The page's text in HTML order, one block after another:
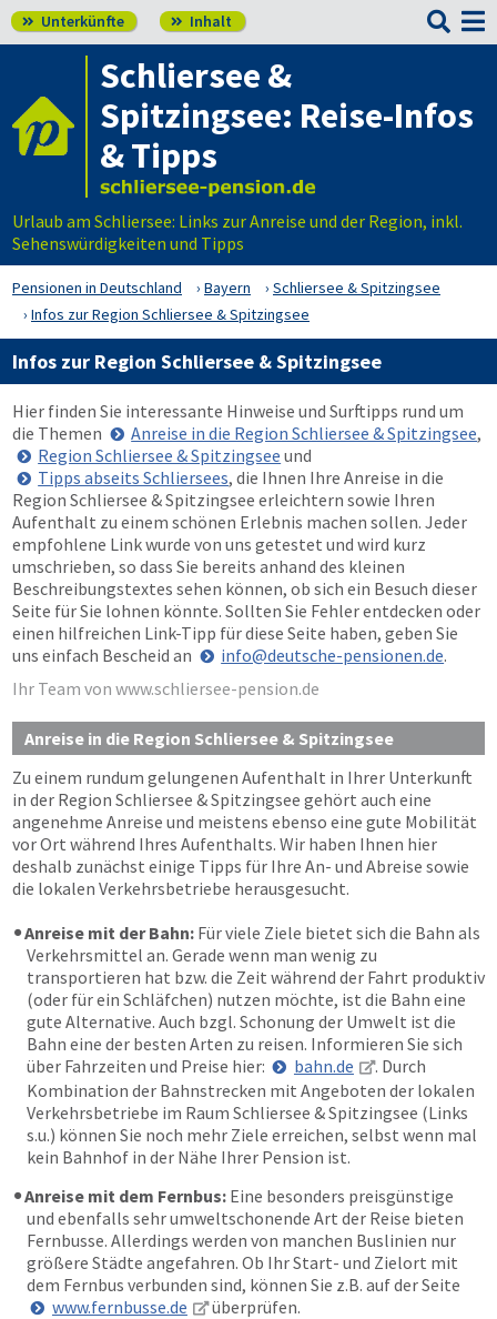
 Unterkünfte  Inhalt 
Schliersee &
Spitzingsee: Reise-Infos
& Tipps
Urlaub am Schliersee: Links zur Anreise und der Region, inkl.
Sehenswürdigkeiten und Tipps
Pensionen in Deutschland Bayern
Schliersee & Spitzingsee
Infos zur Region Schliersee & Spitzingsee
Infos zur Region Schliersee & Spitzingsee
Hier finden Sie interessante Hinweise und Surftipps rund um
die Themen
Anreise in die Region Schliersee & Spitzingsee,
Region Schliersee & Spitzingsee und
Tipps abseits Schliersees, die Ihnen Ihre Anreise in die
Region Schliersee & Spitzingsee erleichtern sowie Ihren
Aufenthalt zu einem schönen Erlebnis machen sollen. Jeder
empfohlene Link wurde von uns getestet und wird kurz
umschrieben, so dass Sie bereits anhand des kleinen
Beschreibungstextes sehen können, ob sich ein Besuch dieser
Seite für Sie lohnen könnte. Sollten Sie Fehler entdecken oder
einen hilfreichen Link-Tipp für diese Seite haben, geben Sie
uns einfach Bescheid an
info@deutsche-pensionen.de.
Ihr Team von www.schliersee-pension.de
Anreise in die Region Schliersee & Spitzingsee
Zu einem rundum gelungenen Aufenthalt in Ihrer Unterkunft
in der Region Schliersee & Spitzingsee gehört auch eine
angenehme Anreise und meistens ebenso eine gute Mobilität
vor Ort während Ihres Aufenthalts. Wir haben Ihnen hier
deshalb zunächst einige Tipps für Ihre An- und Abreise sowie
die lokalen Verkehrsbetriebe herausgesucht.
Anreise mit der Bahn: Für viele Ziele bietet sich die Bahn als
Verkehrsmittel an. Gerade wenn man wenig zu
transportieren hat bzw. die Zeit während der Fahrt produktiv
(oder für ein Schläfchen) nutzen möchte, ist die Bahn eine
gute Alternative. Auch bzgl. Schonung der Umwelt ist die
Bahn eine der besten Arten zu reisen. Informieren Sie sich
über Fahrzeiten und Preise hier:
bahn.de
. Durch
Kombination der Bahnstrecken mit Angeboten der lokalen
Verkehrsbetriebe im Raum Schliersee & Spitzingsee (Links
s.u.) können Sie noch mehr Ziele erreichen, selbst wenn mal
kein Bahnhof in der Nähe Ihrer Pension ist.
Anreise mit dem Fernbus: Eine besonders preisgünstige
und ebenfalls sehr umweltschonende Art der Reise bieten
Fernbusse. Allerdings werden von manchen Buslinien nur
größere Städte angefahren. Ob Ihr Start- und Zielort mit
dem Fernbus verbunden sind, können Sie z.B. auf der Seite
www.fernbusse.de
überprüfen.